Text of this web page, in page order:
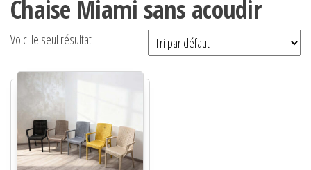
Chaise Miami sans acoudir
Voici le seul résultat